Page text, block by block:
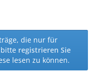
die nur für
registrieren Sie
lesen zu können.